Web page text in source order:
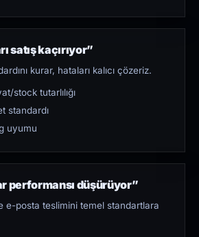
satış kaçırıyor”
kurar, hataları kalıcı çözeriz.
stock tutarlılığı
standardı
uyumu
performansı düşürüyor”
e-posta teslimini temel standartlara